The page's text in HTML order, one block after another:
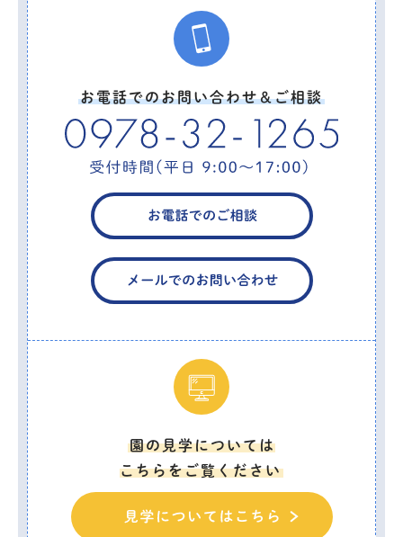
お電話でのお問い合わせ＆ご相談
園の見学については
こちらをご覧ください